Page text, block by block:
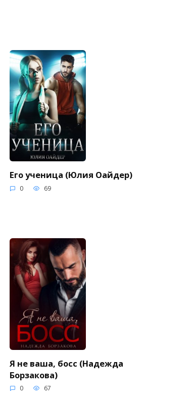
Его ученица (Юлия Оайдер)
0 69
Я не ваша, босс (Надежда
Борзакова)
0 67